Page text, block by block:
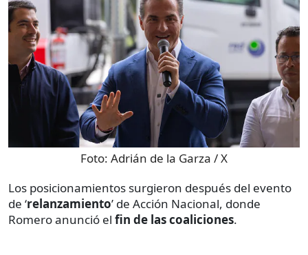
Foto: Adrián de la Garza / X
Los posicionamientos surgieron después del evento
de ‘relanzamiento’ de Acción Nacional, donde
Romero anunció el fin de las coaliciones.